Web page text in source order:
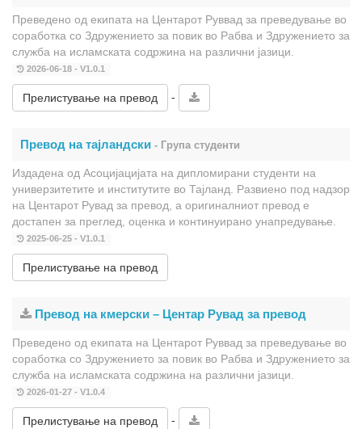
Преведено од екипата на Центарот Руввад за преведување во
соработка со Здружението за повик во Рабва и Здружението за
служба на исламската содржина на различни јазици.
2026-06-18 - V1.0.1
Прелистување на превод -
Превод на тајландски - Група студенти
Издадена од Асоцијацијата на дипломирани студенти на
универзитетите и институтите во Тајланд. Развиено под надзор
на Центарот Рувад за превод, а оригиналниот превод е
достапен за преглед, оценка и континуирано унапредување.
2025-06-25 - V1.0.1
Прелистување на превод
Превод на кмерски – Центар Рувад за превод
Преведено од екипата на Центарот Руввад за преведување во
соработка со Здружението за повик во Рабва и Здружението за
служба на исламската содржина на различни јазици.
2026-01-27 - V1.0.4
Прелистување на превод -